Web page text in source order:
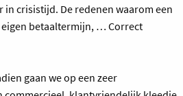
crisistijd. De redenen waarom een
betaaltermijn, … Correct
gaan we op een zeer